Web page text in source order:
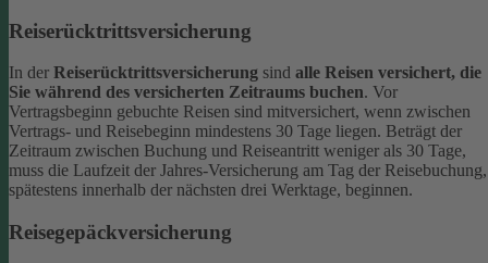
Reiserücktrittsversicherung
In der Reiserücktrittsversicherung sind alle Reisen versichert, die
Sie während des versicherten Zeitraums buchen. Vor
Vertragsbeginn gebuchte Reisen sind mitversichert, wenn zwischen
Vertrags- und Reisebeginn mindestens 30 Tage liegen. Beträgt der
Zeitraum zwischen Buchung und Reiseantritt weniger als 30 Tage,
muss die Laufzeit der Jahres-Versicherung am Tag der Reisebuchung,
spätestens innerhalb der nächsten drei Werktage, beginnen.
Reisegepäckversicherung